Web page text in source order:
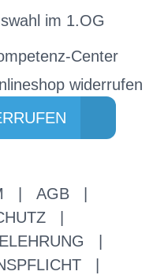
im 1.OG
Center
widerrufen
AGB